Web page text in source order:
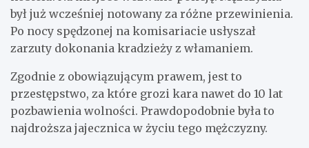
był już wcześniej notowany za różne przewinienia.
Po nocy spędzonej na komisariacie usłyszał
zarzuty dokonania kradzieży z włamaniem.
Zgodnie z obowiązującym prawem, jest to
przestępstwo, za które grozi kara nawet do 10 lat
pozbawienia wolności. Prawdopodobnie była to
najdroższa jajecznica w życiu tego mężczyzny.